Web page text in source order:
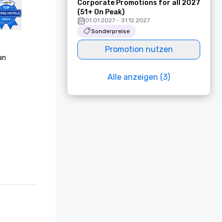
Corporate Promotions for all 2027
(51+ On Peak)
01.01.2027 - 31.12.2027
Sonderpreise
Promotion nutzen
Alle anzeigen (3)